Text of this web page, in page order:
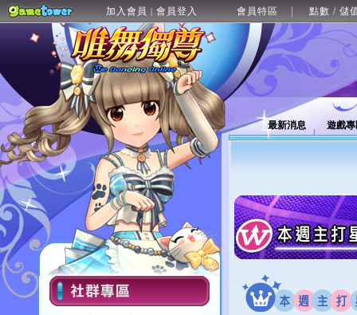
加入會員 | 會員登入 會員特區 點數 / 儲
最新消息 遊戲